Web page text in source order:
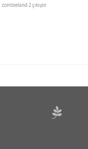
zombieland 2 çıkıyor